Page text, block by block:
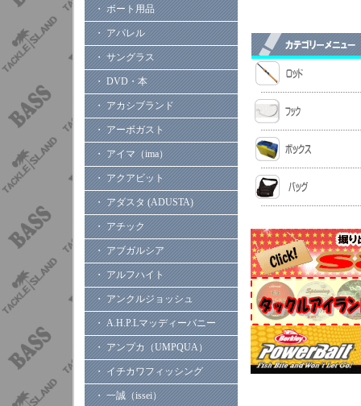
・ ボート用品
・ アパレル
・ サングラス
・ DVD・本
・ アカシブランド
・ アーボガスト
・ アイマ（ima）
・ アクアビット
・ アダスタ (ADUSTA)
・ アチック
・ アブガルシア
・ アルフハイト
・ アンクルジョッシュ
・ A.H.P.Lマッディーバニー
・ アンプカ（UMPQUA）
・ イチカワフィッシング
・ 一誠（issei）